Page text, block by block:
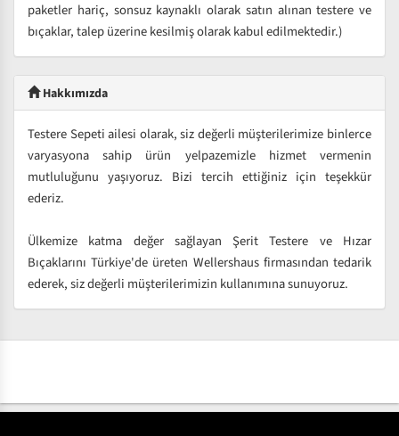
paketler hariç, sonsuz kaynaklı olarak satın alınan testere ve
bıçaklar, talep üzerine kesilmiş olarak kabul edilmektedir.)
Hakkımızda
Testere Sepeti ailesi olarak, siz değerli müşterilerimize binlerce
varyasyona sahip ürün yelpazemizle hizmet vermenin
mutluluğunu yaşıyoruz. Bizi tercih ettiğiniz için teşekkür
ederiz.
Ülkemize katma değer sağlayan Şerit Testere ve Hızar
Bıçaklarını Türkiye'de üreten Wellershaus firmasından tedarik
ederek, siz değerli müşterilerimizin kullanımına sunuyoruz.